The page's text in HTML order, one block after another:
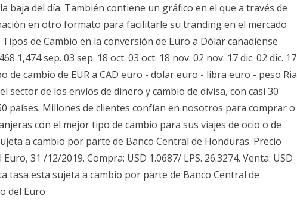
baja del día. También contiene un gráfico en el que a través de
en otro formato para facilitarle su tranding en el mercado
de Cambio en la conversión de Euro a Dólar canadiense
1,474 sep. 03 sep. 18 oct. 03 oct. 18 nov. 02 nov. 17 dic. 02 dic. 17
de cambio de EUR a CAD euro - dolar euro - libra euro - peso Ria
sector de los envíos de dinero y cambio de divisa, con casi 30
países. Millones de clientes confían en nosotros para comprar o
con el mejor tipo de cambio para sus viajes de ocio o de
a cambio por parte de Banco Central de Honduras. Precio
31 /12/2019. Compra: USD 1.0687/ LPS. 26.3274. Venta: USD
tasa esta sujeta a cambio por parte de Banco Central de
del Euro